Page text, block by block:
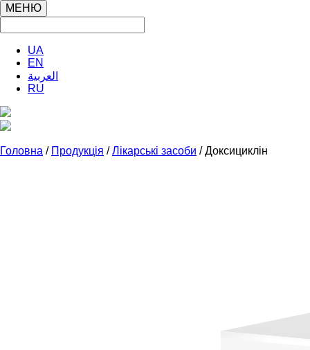
МЕНЮ
UA
EN
العربية
RU
Головна / Продукція /Лікарські засоби / Доксициклін